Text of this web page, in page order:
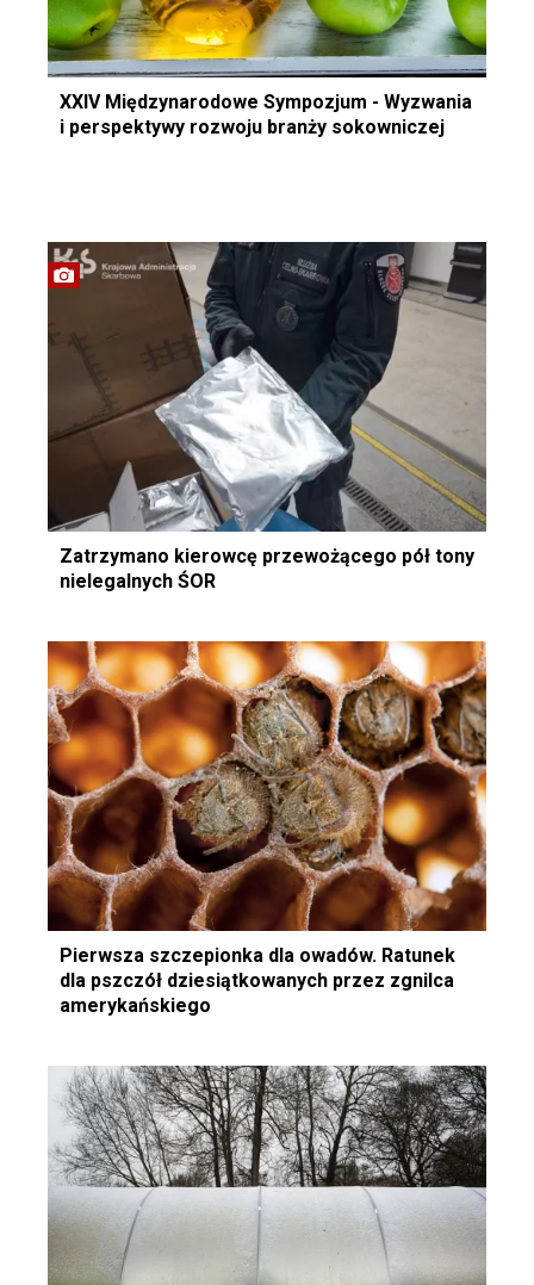
XXIV Międzynarodowe Sympozjum - Wyzwania
i perspektywy rozwoju branży sokowniczej
Zatrzymano kierowcę przewożącego pół tony
nielegalnych ŚOR
Pierwsza szczepionka dla owadów. Ratunek
dla pszczół dziesiątkowanych przez zgnilca
amerykańskiego